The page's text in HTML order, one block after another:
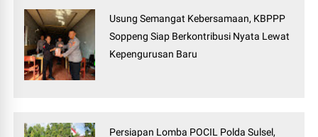
Usung Semangat Kebersamaan, KBPPP
Soppeng Siap Berkontribusi Nyata Lewat
Kepengurusan Baru
Persiapan Lomba POCIL Polda Sulsel,